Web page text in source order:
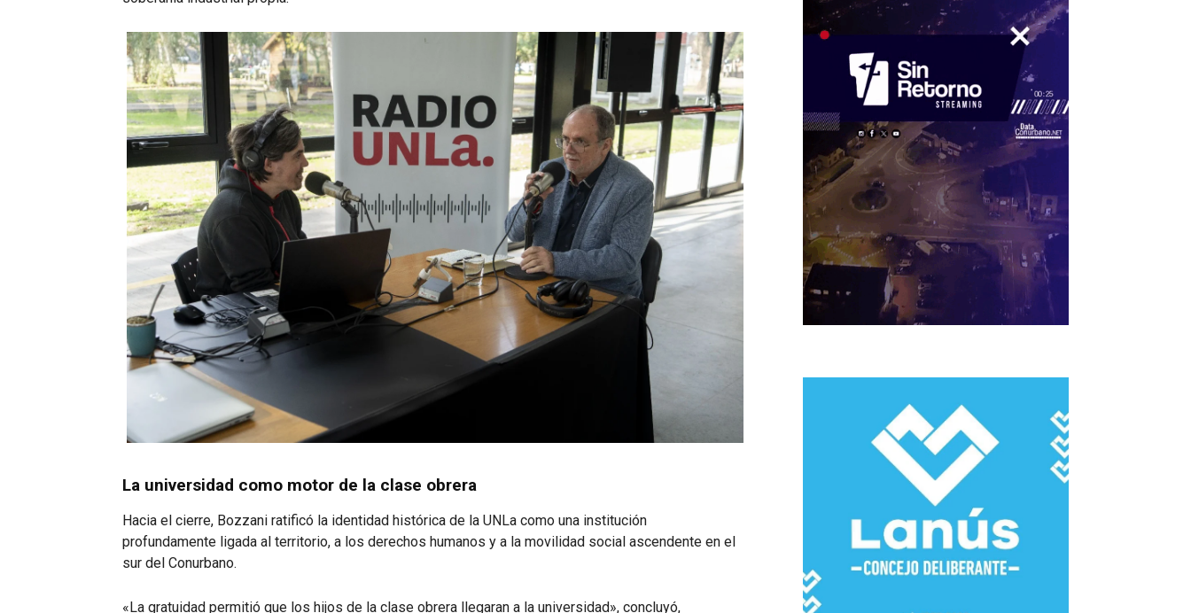
La universidad como motor de la clase obrera
Hacia el cierre, Bozzani ratificó la identidad histórica de la UNLa como una institución
profundamente ligada al territorio, a los derechos humanos y a la movilidad social ascendente en el
sur del Conurbano.
«La gratuidad permitió que los hijos de la clase obrera llegaran a la universidad», concluyó,